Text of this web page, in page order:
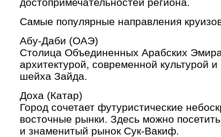
Самые популярные направления
Абу-Даби (ОАЭ)
Столица Объединенных Арабских
архитектурой, современной культурой
шейха Зайда.
Доха (Катар)
Город сочетает футуристические
восточные рынки. Здесь можно
и знаменитый рынок Сук-Вакиф.